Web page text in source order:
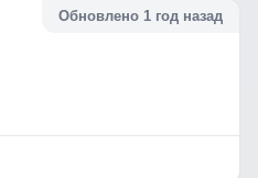
Обновлено 1 год назад